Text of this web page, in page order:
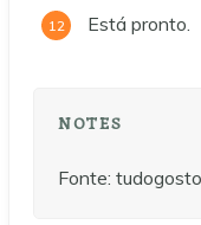
Está pronto.
NOTES
Fonte: